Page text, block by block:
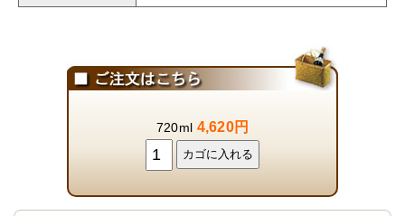
720ml 4,620円